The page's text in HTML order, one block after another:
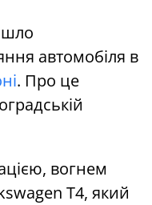
автомобіля в
. Про це
вогнем
Т4, який